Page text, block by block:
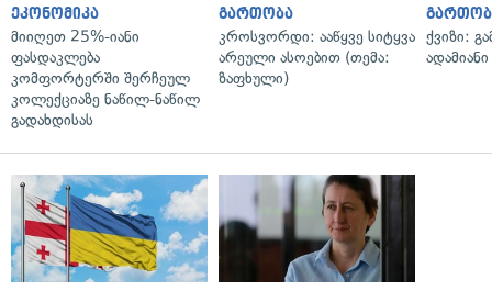
ეკონომიკა
მიიღეთ 25%-იანი
ფასდაკლება
კომფორტერში შერჩეულ
კოლექციაზე ნაწილ-ნაწილ
გადახდისას
გართობა
კროსვორდი: ააწყვე სიტყვა
არეული ასოებით (თემა:
ზაფხული)
ქვიზი: